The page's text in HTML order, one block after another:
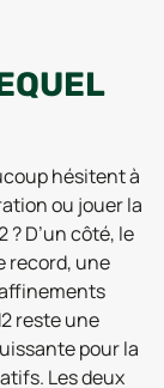
hésitent à
ou jouer la
? D’un côté, le
record, une
reste une
pour la
Les deux